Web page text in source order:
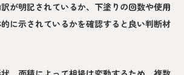
が明記されているか、下塗りの回数や使用
に示されているかを確認すると良い判断材